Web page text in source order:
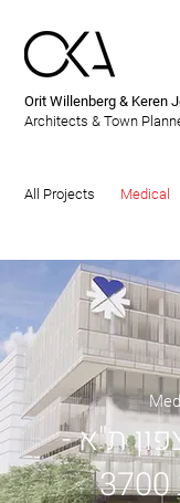
Orit Willenberg & Keren
Architects & Town
All Projects Medical
ת"א -